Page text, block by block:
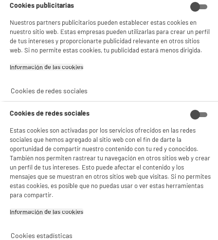
Garantía incluida :3 años
Hastaagosto 2029
Cambio por uno nuevo o por un cupón canjeable
Características
Marca
Tipo de producto Tendedero ropa
Dimensiones del producto
AL 157 cm x AN 69 cm x PR 4
cm
Dimensiones paquete
AL 157 cm x AN 69 cm x PR 4
cm
Cookies publicitarias
Nuestros partners publicitarios pueden establecer estas cookies en
nuestro sitio web. Estas empresas pueden utilizarlas para crear un perfil
de tus intereses y proporcionarte publicidad relevante en otros sitios
web. Si no permite estas cookies, tu publicidad estará menos dirigida.
Información de las cookies‎
Cookies de redes sociales
Cookies de redes sociales
Estas cookies son activadas por los servicios ofrecidos en las redes
sociales que hemos agregado al sitio web con el fin de darte la
oportunidad de compartir nuestro contenido con tu red y conocidos.
También nos permiten rastrear tu navegación en otros sitios web y crear
un perfil de tus intereses. Esto puede afectar el contenido y los
mensajes que se muestran en otros sitios web que visitas. Si no permites
estas cookies, es posible que no puedas usar o ver estas herramientas
para compartir.
Información de las cookies‎
Cookies estadísticas